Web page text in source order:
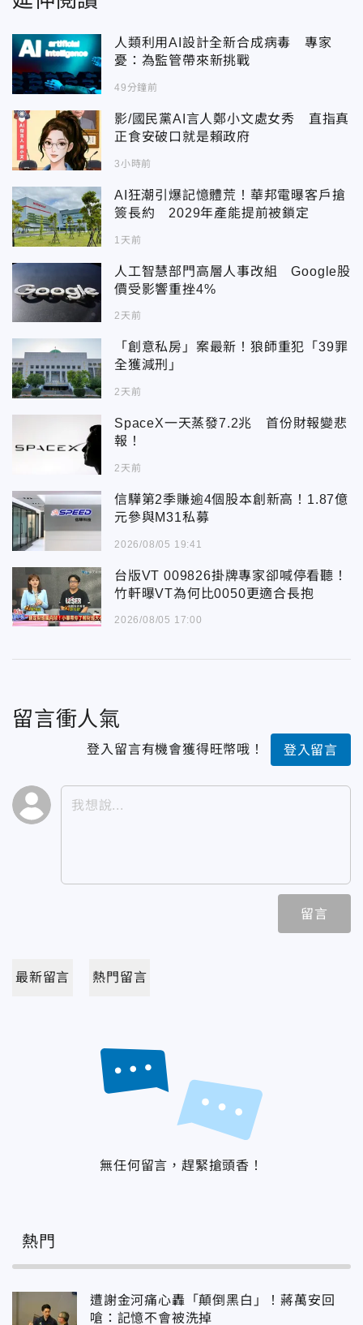
人類利用AI設計全新合成病毒 專家
憂：為監管帶來新挑戰
49分鐘前
影/國民黨AI言人鄭小文處女秀 直指真
正食安破口就是賴政府
3小時前
AI狂潮引爆記憶體荒！華邦電曝客戶搶
簽長約 2029年產能提前被鎖定
1天前
人工智慧部門高層人事改組 Google股
價受影響重挫4%
2天前
「創意私房」案最新！狼師重犯「39罪
全獲減刑」
2天前
SpaceX一天蒸發7.2兆 首份財報變悲
報！
2天前
信驊第2季賺逾4個股本創新高！1.87億
元參與M31私募
2026/08/05 19:41
台版VT 009826掛牌專家卻喊停看聽！
竹軒曝VT為何比0050更適合長抱
2026/08/05 17:00
留言衝人氣
登入留言有機會獲得旺幣哦！ 登入留言
留言
最新留言 熱門留言
無任何留言，趕緊搶頭香！
熱門
遭謝金河痛心轟「顛倒黑白」！蔣萬安回
嗆：記憶不會被洗掉